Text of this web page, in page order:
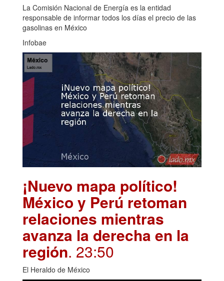
La Comisión Nacional de Energía es la entidad
responsable de informar todos los días el precio de las
gasolinas en México
Infobae
¡Nuevo mapa político!
México y Perú retoman
relaciones mientras
avanza la derecha en la
región. 23:50
El Heraldo de México